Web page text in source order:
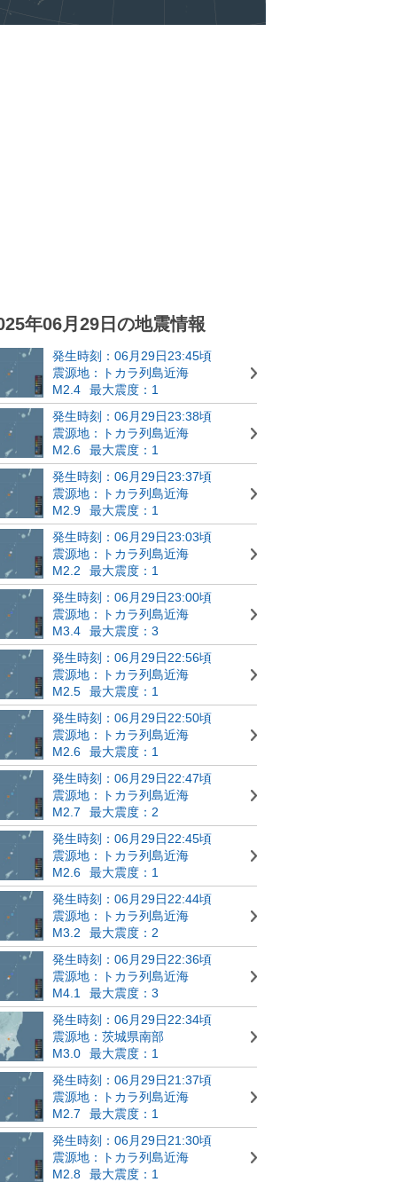
年06月29日の地震情報
発生時刻：06月29日23:45頃
震源地：トカラ列島近海
M2.4
最大震度：1
発生時刻：06月29日23:38頃
震源地：トカラ列島近海
M2.6
最大震度：1
発生時刻：06月29日23:37頃
震源地：トカラ列島近海
M2.9
最大震度：1
発生時刻：06月29日23:03頃
震源地：トカラ列島近海
M2.2
最大震度：1
発生時刻：06月29日23:00頃
震源地：トカラ列島近海
M3.4
最大震度：3
発生時刻：06月29日22:56頃
震源地：トカラ列島近海
M2.5
最大震度：1
発生時刻：06月29日22:50頃
震源地：トカラ列島近海
M2.6
最大震度：1
発生時刻：06月29日22:47頃
震源地：トカラ列島近海
M2.7
最大震度：2
発生時刻：06月29日22:45頃
震源地：トカラ列島近海
M2.6
最大震度：1
発生時刻：06月29日22:44頃
震源地：トカラ列島近海
M3.2
最大震度：2
発生時刻：06月29日22:36頃
震源地：トカラ列島近海
M4.1
最大震度：3
発生時刻：06月29日22:34頃
震源地：茨城県南部
M3.0
最大震度：1
発生時刻：06月29日21:37頃
震源地：トカラ列島近海
M2.7
最大震度：1
発生時刻：06月29日21:30頃
震源地：トカラ列島近海
M2.8
最大震度：1